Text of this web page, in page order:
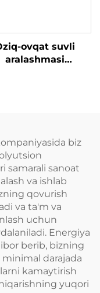
ovqat suvli
aralashmasi
biz
samarali sanoat
va ishlab
qovurish
va ta'm va
uchun
Energiya
berib, bizning
darajada
kamaytirish
yuqori